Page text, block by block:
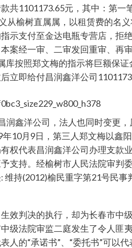
共1101173.65元，其中：第一
榆树直属属，以租赁费的名
示支付至金达电瓶专营店，拒
案经一审、二审发回重审、再
库按照郑文梅的指示将巨额保
立即给付昌润鑫洋公司
鑫洋公司，法人也同时变更
10月9日，第三人郑文梅以鑫
权代表昌润鑫洋公司办理支款
支持。经榆树市人民法院审判
持(2012)榆民重字第21号民事
判决的执行，却为长春市中
级法院审监二庭发生了令人匪
的“承诺书”、“委托书”可以